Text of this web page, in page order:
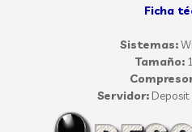
Ficha
Sistemas:
Tamaño:
Servidor:Deposit